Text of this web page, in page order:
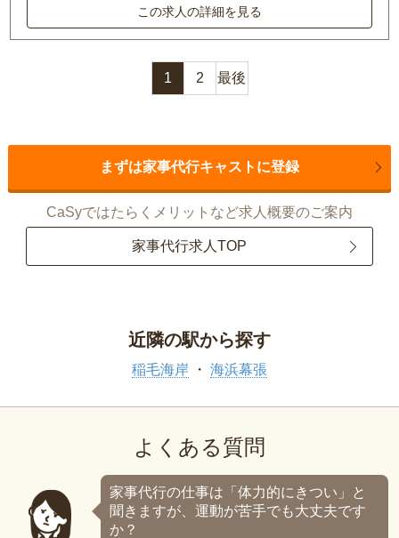
この求人の詳細を見る
1 2 最後
まずは家事代行キャストに登録
CaSyではたらくメリットなど求人概要のご案内
家事代行求人TOP
近隣の駅から探す
稲毛海岸 海浜幕張
よくある質問
家事代行の仕事は「体力的にきつい」と
聞きますが、運動が苦手でも大丈夫です
か？